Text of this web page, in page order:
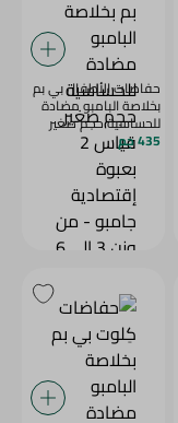
حفاضات الأطفال بي بم
بخلاصة البامبو مضادة
للحساسية حجم صغير
قياس 2 بعبوة إقتصادية
كجم، خالية من اللاتيكس
للعبوة
435 جم